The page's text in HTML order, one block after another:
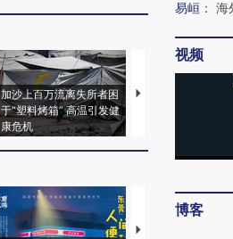
加沙上百万流离失所者困
于“塑料烤箱” 高温引发健
康危机
视线｜HYROX的吸
【推广】走进第四届
易峘 ： 海
视频
博客